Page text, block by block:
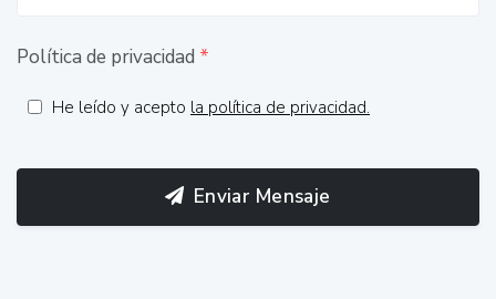
Política de privacidad *
He leído y acepto la política de privacidad.
Enviar Mensaje